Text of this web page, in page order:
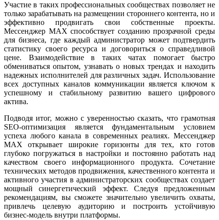
Участие в таких профессиональных сообществах позволяет не
только зарабатывать на размещении стороннего контента, но и
эффективно продвигать свои собственные проекты.
Мессенджер MAX способствует созданию прозрачной среды
для бизнеса, где каждый администратор может подтвердить
статистику своего ресурса и договориться о справедливой
цене. Взаимодействие в таких чатах помогает быстро
обмениваться опытом, узнавать о новых трендах и находить
надежных исполнителей для различных задач. Использование
всех доступных каналов коммуникации является ключом к
успешному и стабильному развитию вашего цифрового
актива.
Подводя итог, можно с уверенностью сказать, что грамотная
SEO-оптимизация является фундаментальным условием
успеха любого канала в современных реалиях. Мессенджер
MAX открывает широкие горизонты для тех, кто готов
глубоко погружаться в настройки и постоянно работать над
качеством своего информационного продукта. Сочетание
технических методов продвижения, качественного контента и
активного участия в администраторских сообществах создает
мощный синергетический эффект. Следуя предложенным
рекомендациям, вы сможете значительно увеличить охваты,
привлечь целевую аудиторию и построить устойчивую
бизнес-модель внутри платформы.